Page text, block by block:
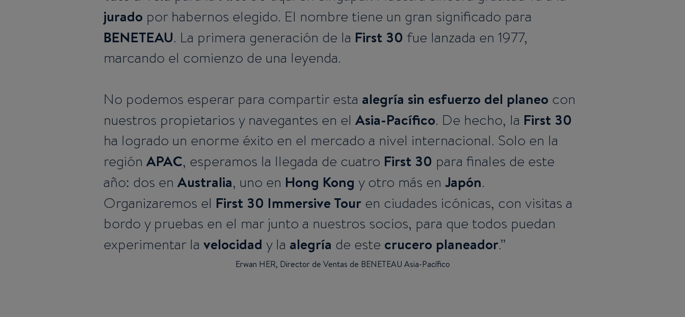
jurado por habernos elegido. El nombre tiene un gran significado para
BENETEAU. La primera generación de la First 30 fue lanzada en 1977,
marcando el comienzo de una leyenda.
No podemos esperar para compartir esta alegría sin esfuerzo del planeo con
nuestros propietarios y navegantes en el Asia-Pacífico. De hecho, la First 30
ha logrado un enorme éxito en el mercado a nivel internacional. Solo en la
región APAC, esperamos la llegada de cuatro First 30 para finales de este
año: dos en Australia, uno en Hong Kong y otro más en Japón.
Organizaremos el First 30 Immersive Tour en ciudades icónicas, con visitas a
bordo y pruebas en el mar junto a nuestros socios, para que todos puedan
experimentar la velocidad y la alegría de este crucero planeador.
Erwan HER, Director de Ventas de BENETEAU Asia-Pacífico